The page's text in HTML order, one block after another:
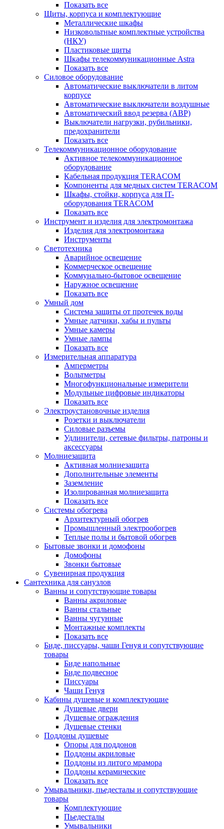
Показать все
Щиты, корпуса и комплектующие
Металлические шкафы
Низковольтные комплектные устройства
(НКУ)
Пластиковые щиты
Шкафы телекоммуникационные Astra
Показать все
Силовое оборудование
Автоматические выключатели в литом
корпусе
Автоматические выключатели воздушные
Автоматический ввод резерва (АВР)
Выключатели нагрузки, рубильники,
предохранители
Показать все
Телекоммуникационное оборудование
Активное телекоммуникационное
оборудование
Кабельная продукция TERACOM
Компоненты для медных систем TERACOM
Шкафы, стойки, корпуса для IT-
оборудования TERACOM
Показать все
Инструмент и изделия для электромонтажа
Изделия для электромонтажа
Инструменты
Светотехника
Аварийное освещение
Коммерческое освещение
Коммунально-бытовое освещение
Наружное освещение
Показать все
Умный дом
Система защиты от протечек воды
Умные датчики, хабы и пульты
Умные камеры
Умные лампы
Показать все
Измерительная аппаратура
Амперметры
Вольтметры
Многофункциональные измерители
Модульные цифровые индикаторы
Показать все
Электроустановочные изделия
Розетки и выключатели
Силовые разъемы
Удлинители, сетевые фильтры, патроны и
аксессуары
Молниезащита
Активная молниезащита
Дополнительные элементы
Заземление
Изолированная молниезащита
Показать все
Системы обогрева
Архитектурный обогрев
Промышленный электрообогрев
Теплые полы и бытовой обогрев
Бытовые звонки и домофоны
Домофоны
Звонки бытовые
Сувенирная продукция
Сантехника для санузлов
Ванны и сопутствующие товары
Ванны акриловые
Ванны стальные
Ванны чугунные
Монтажные комплекты
Показать все
Биде, писсуары, чаши Генуя и сопутствующие
товары
Биде напольные
Биде подвесное
Писсуары
Чаши Генуя
Кабины душевые и комплектующие
Душевые двери
Душевые ограждения
Душевые стенки
Поддоны душевые
Опоры для поддонов
Поддоны акриловые
Поддоны из литого мрамора
Поддоны керамические
Показать все
Умывальники, пьедесталы и сопутствующие
товары
Комплектующие
Пьедесталы
Умывальники